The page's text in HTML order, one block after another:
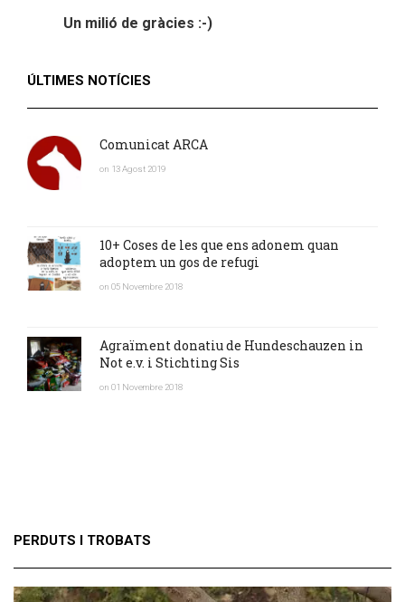
Un milió de gràcies :-)
ÚLTIMES NOTÍCIES
Comunicat ARCA
on 13 Agost 2019
10+ Coses de les que ens adonem quan
adoptem un gos de refugi
on 05 Novembre 2018
Agraïment donatiu de Hundeschauzen in
Not e.v. i Stichting Sis
on 01 Novembre 2018
PERDUTS I TROBATS